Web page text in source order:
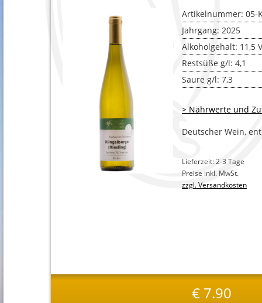
BLANC
EIGENE
Artikelnummer: 05-
Jahrgang: 2025
Alkoholgehalt: 11,5
Restsüße g/l: 4,1
Säure g/l: 7,3
> Nährwerte und
Deutscher Wein,
Lieferzeit: 2-3 Tage
Preise inkl. MwSt.
zzgl. Versandkosten
€7.90